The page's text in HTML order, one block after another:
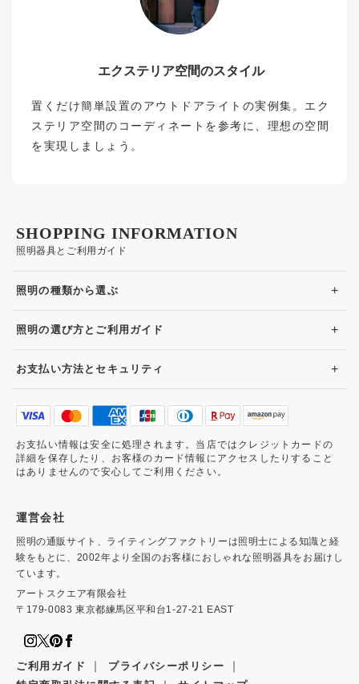
エクステリア空間のスタイル
置くだけ簡単設置のアウトドアライトの実例集。エク
ステリア空間のコーディネートを参考に、理想の空間
を実現しましょう。
照明器具とご利用ガイド
SHOPPING INFORMATION
照明の種類から選ぶ +
照明の選び方とご利用ガイド +
お支払い方法とセキュリティ +
お支払い情報は安全に処理されます。当店ではクレジットカードの
詳細を保存したり、お客様のカード情報にアクセスしたりすること
はありませんので安心してご利用ください。
運営会社
照明の通販サイト、ライティングファクトリーは照明士による知識と経
験をもとに、2002年より全国のお客様におしゃれな照明器具をお届けし
ています。
アートスクエア有限会社
〒179-0083 東京都練馬区平和台1-27-21 EAST
ご利用ガイド ｜ プライバシーポリシー ｜